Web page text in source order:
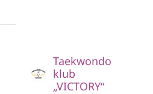
Taekwondo
klub
„VICTORY“